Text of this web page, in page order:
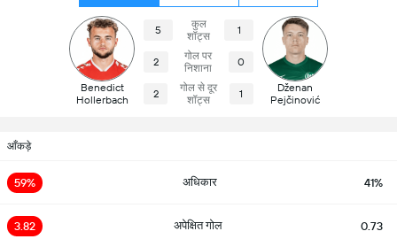
Benedict
Hollerbach
5
कुल
शॉट्स
1
2
गोल पर
निशाना
0
2
गोल से दूर
शॉट्स
1
Dženan
Pejčinović
आँकड़े
59% अधिकार 41%
3.82 अपेक्षित गोल 0.73